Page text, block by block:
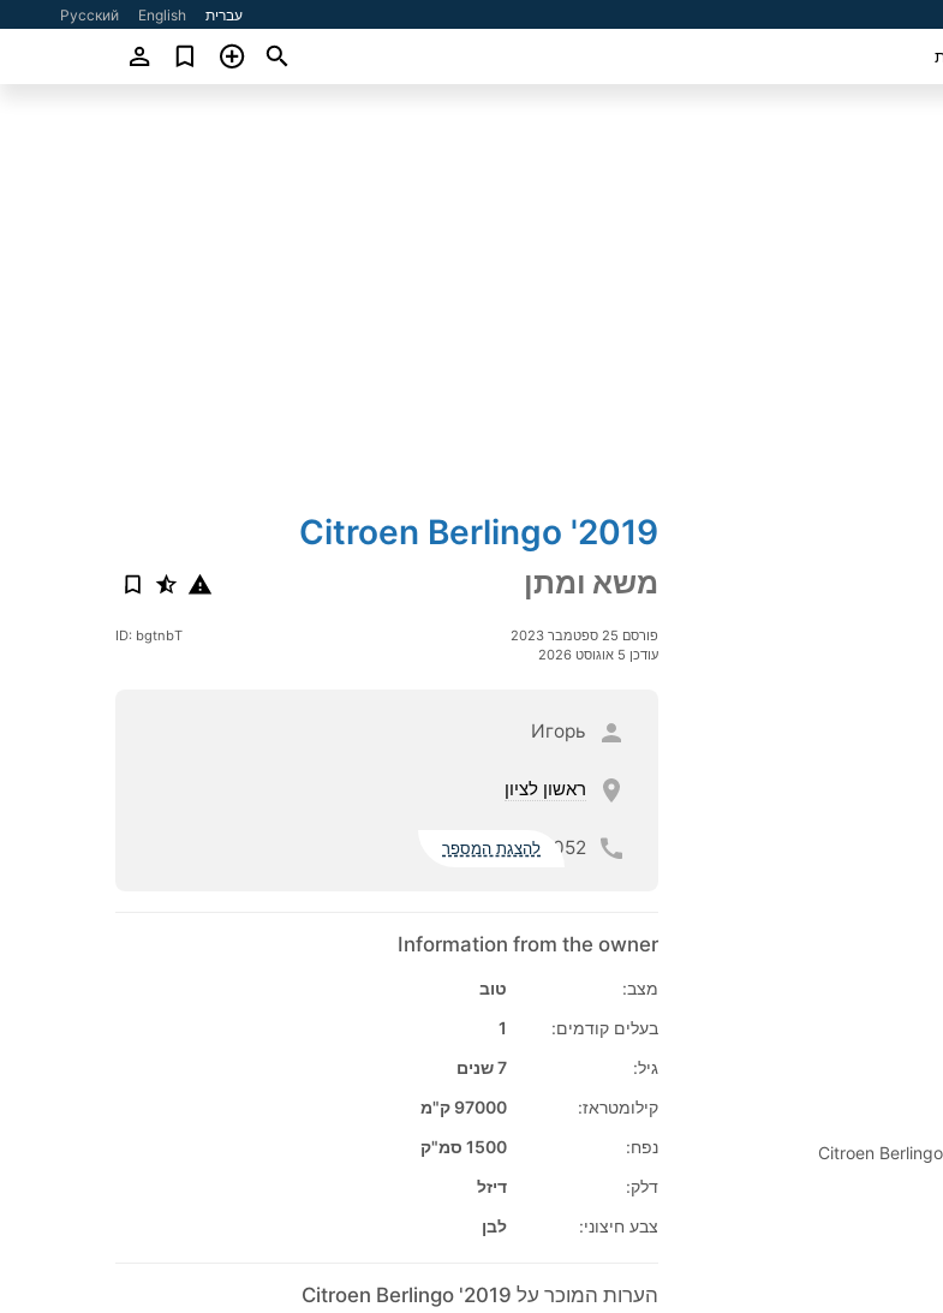
עברית English
Русский
2019' Citroen Berlingo
משא ומתן
פורסם 25 ספטמבר 2023
עודכן 5 אוגוסט 2026
ID: bgtnbT
Игорь
ראשון לציון
052 להצגת המספר
Information from the owner
מצב:
טוב
בעלים קודמים:
1
גיל:
7 שנים
קילומטראז:
97000 ק"מ
נפח:
1500 סמ"ק
דלק:
דיזל
צבע חיצוני:
לבן
הערות המוכר על 2019' Citroen Berlingo